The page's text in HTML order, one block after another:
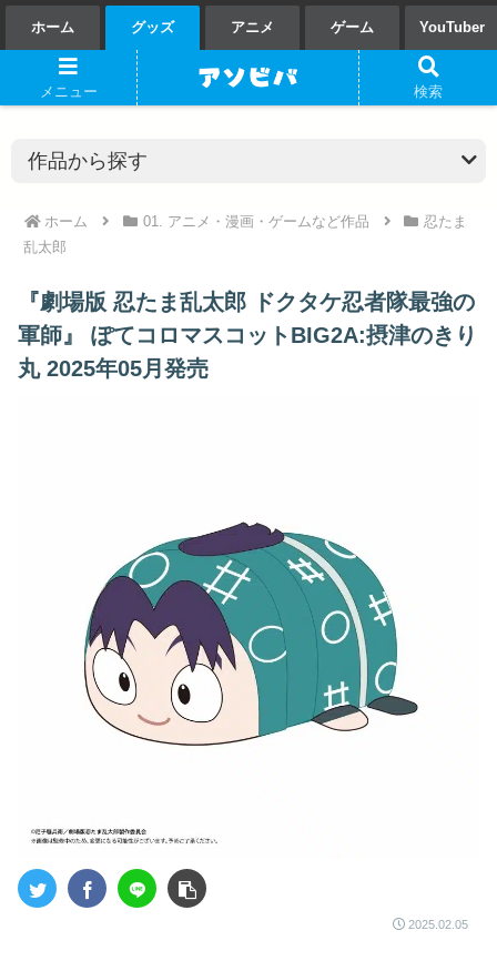
ホーム グッズ アニメ ゲーム YouTuber
ホーム 01. アニメ・漫画・ゲームなど作品
忍たま
乱太郎
『劇場版 忍たま乱太郎 ドクタケ忍者隊最強の
軍師』 ぽてコロマスコットBIG2A:摂津のきり
丸 2025年05月発売
2025.02.05
メニュー 検索